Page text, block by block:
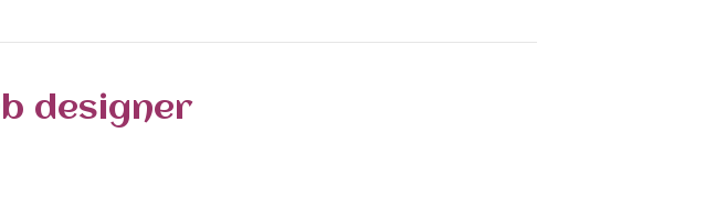
designer